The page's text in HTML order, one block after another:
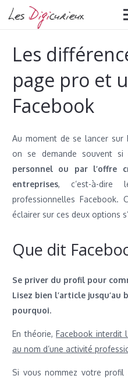
Les
page pro et
Facebook
Au moment de se lancer sur
on se demande souvent
personnel ou par l’offre
entreprises, c’est-à-
professionnelles
éclairer sur ces deux options
Que dit
Se priver du profil pour
Lisez bien l’article
pourquoi.
En théorie,Facebook interdit
au nom d’une activité
Si vous nommez votre